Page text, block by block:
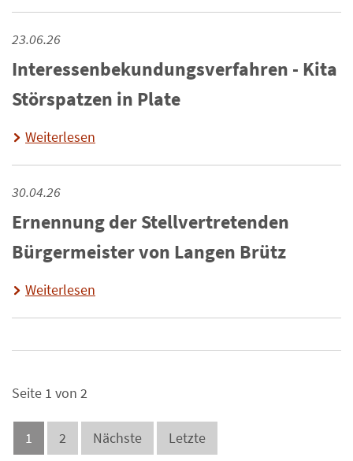
23.06.26
Interessenbekundungsverfahren - Kita
Störspatzen in Plate
Weiterlesen
30.04.26
Ernennung der Stellvertretenden
Bürgermeister von Langen Brütz
Weiterlesen
Seite 1 von 2
1 2 Nächste Letzte